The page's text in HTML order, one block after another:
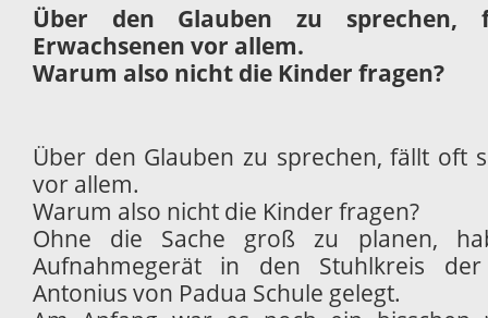
Über den Glauben zu
Erwachsenen vor allem.
Warum also nicht die Kinder fragen?
Über den Glauben zu sprechen, fällt oft
vor allem.
Warum also nicht die Kinder fragen?
Ohne die Sache groß zu planen,
Aufnahmegerät in den Stuhlkreis
Antonius von Padua Schule gelegt.